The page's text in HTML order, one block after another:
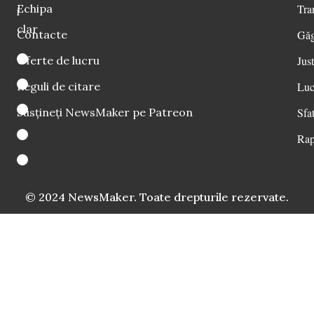
i
clar
Echipa
Contacte
Oferte de lucru
Reguli de citare
Susțineți NewsMaker pe Patreon
© 2024 NewsMaker. Toate drepturile rezervate.